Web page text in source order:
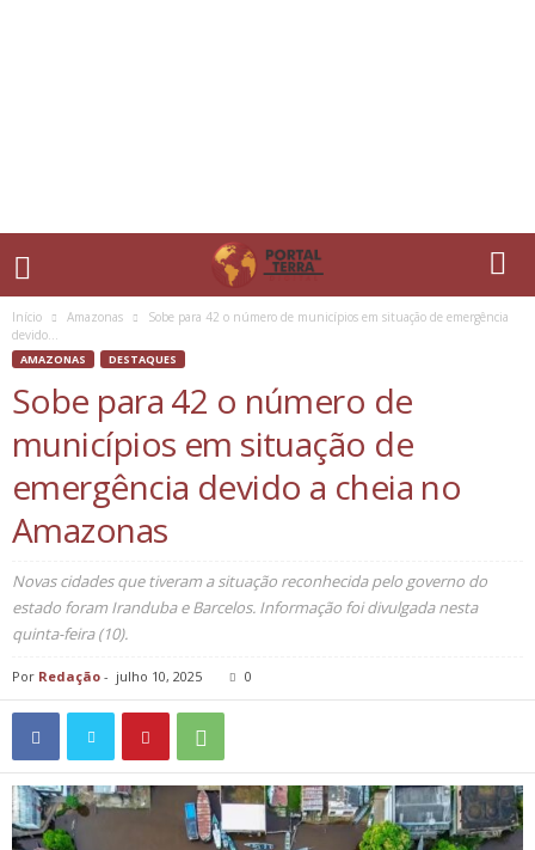
Início Amazonas
Sobe para 42 o número de municípios em situação de emergência
devido...
AMAZONAS DESTAQUES
Sobe para 42 o número de
municípios em situação de
emergência devido a cheia no
Amazonas
Novas cidades que tiveram a situação reconhecida pelo governo do
estado foram Iranduba e Barcelos. Informação foi divulgada nesta
quinta-feira (10).
Por Redação - julho 10, 2025 0